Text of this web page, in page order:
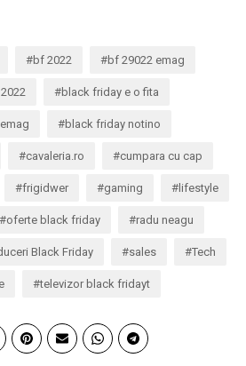
bf 2022 bf 29022 emag
black friday e o fita
black friday notino
cavaleria.ro cumpara cu cap
frigidwer gaming lifestyle
oferte black friday radu neagu
Black Friday sales Tech
televizor black fridayt